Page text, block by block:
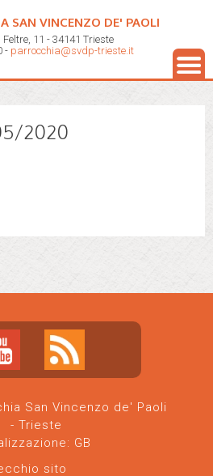
SAN VINCENZO DE' PAOLI
11 - 34141 Trieste
- parrocchia@svdp-trieste.it
2020
San Vincenzo de' Paoli
- Trieste
GB
sito